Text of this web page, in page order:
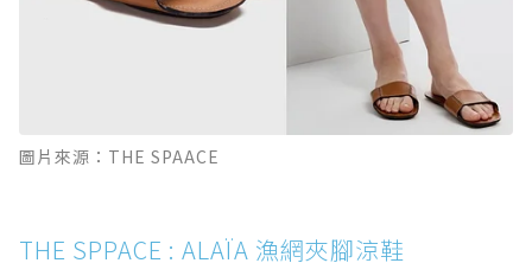
圖片來源：THE SPAACE
THE SPPACE : ALAÏA 漁網夾腳涼鞋